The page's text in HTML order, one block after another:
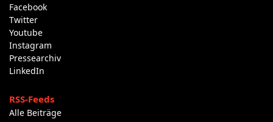
Facebook
Twitter
Youtube
Instagram
Pressearchiv
LinkedIn
RSS-Feeds
Alle Beiträge